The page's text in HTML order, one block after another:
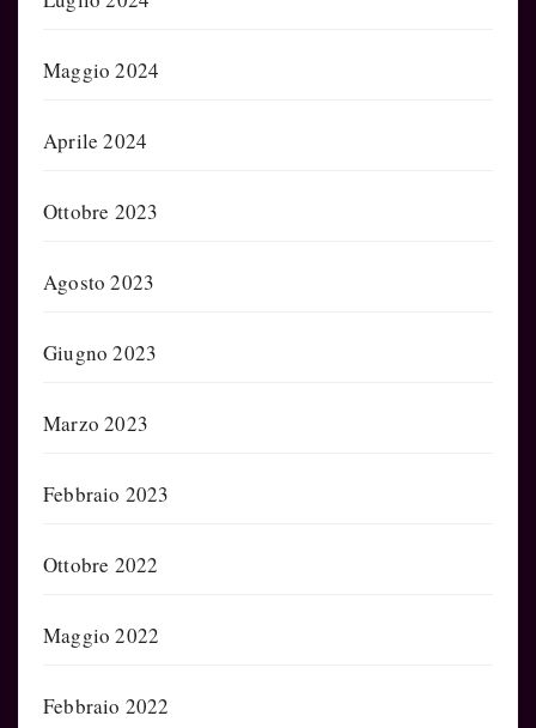
Maggio 2024
Aprile 2024
Ottobre 2023
Agosto 2023
Giugno 2023
Marzo 2023
Febbraio 2023
Ottobre 2022
Maggio 2022
Febbraio 2022